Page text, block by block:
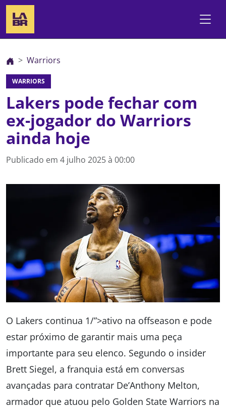
Warriors
WARRIORS
Lakers pode fechar com
ex-jogador do Warriors
ainda hoje
Publicado em 4 julho 2025 à 00:00
O Lakers continua 1/”>ativo na offseason e pode
estar próximo de garantir mais uma peça
importante para seu elenco. Segundo o insider
Brett Siegel, a franquia está em conversas
avançadas para contratar De’Anthony Melton,
armador que atuou pelo Golden State Warriors na